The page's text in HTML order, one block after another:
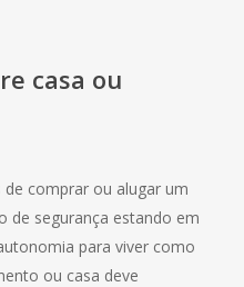
casa ou
comprar ou alugar um
de segurança estando em
para viver como
ou casa deve